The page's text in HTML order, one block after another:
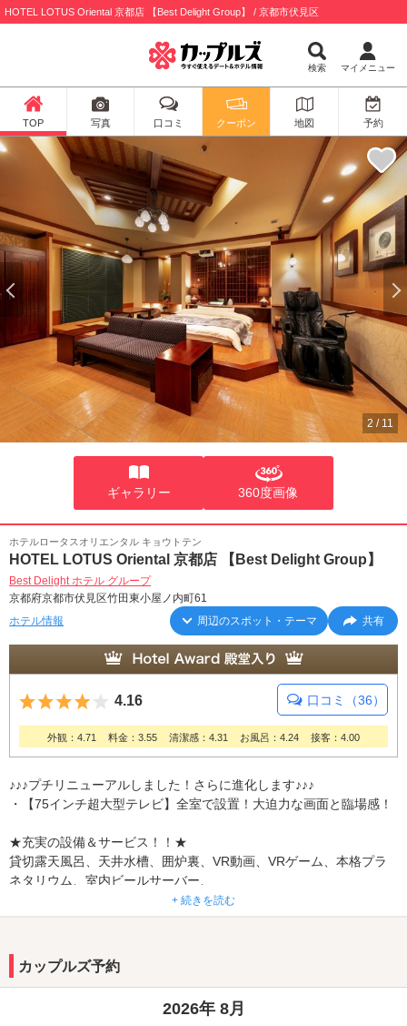
HOTEL LOTUS Oriental 京都店 【Best Delight Group】 / 京都市伏見区
検索 マイメニュー
TOP 写真 口コミ クーポン 地図 予約
2 / 11
ギャラリー 360度画像
ホテルロータスオリエンタル キョウトテン
HOTEL LOTUS Oriental 京都店 【Best Delight Group】
Best Delight ホテル グループ
京都府京都市伏見区竹田東小屋ノ内町61
ホテル情報
周辺のスポット・テーマ 共有
5つ星のうち4
4.16 口コミ（36）
外観：4.71 料金：3.55 清潔感：4.31 お風呂：4.24 接客：4.00
♪♪♪プチリニューアルしました！さらに進化します♪♪♪
・【75インチ超大型テレビ】全室で設置！大迫力な画面と臨場感！
★充実の設備＆サービス！！★
貸切露天風呂、天井水槽、囲炉裏、VR動画、VRゲーム、本格プラ
ネタリウム、室内ビールサーバー、
テンピュールベッド、アレクサ、IHキッチンなど。
☆至極の癒しバリエステ『ＳＰＡ ＬＯＴＵＳ』併設★
【極上のサービスは必見】究極の癒し空間ホテル！
優雅で贅沢なオリエンタルリゾート♪“ネオジャパネスク”のテーマ通
+ 続きを読む
カップルズ予約
2026年 8月